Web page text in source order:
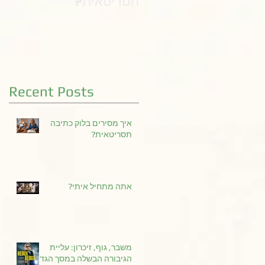
Recent Posts
איך מסירים בלוק כתיבה
תסריטאית?
אתה מתחיל איתי?
משבר, גוף, זיכרון: עליית
הגיבורה הבשלה במסך הגדול